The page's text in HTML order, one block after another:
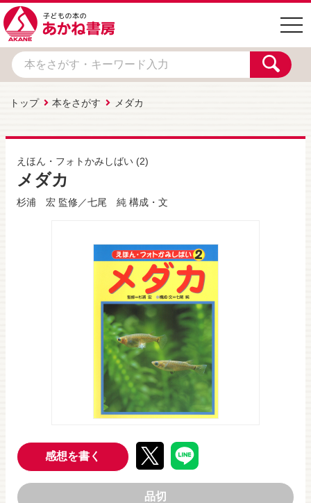
トップ 本をさがす メダカ
えほん・フォトかみしばい (2)
メダカ
杉浦 宏 監修／七尾 純 構成・文
感想を書く
品切